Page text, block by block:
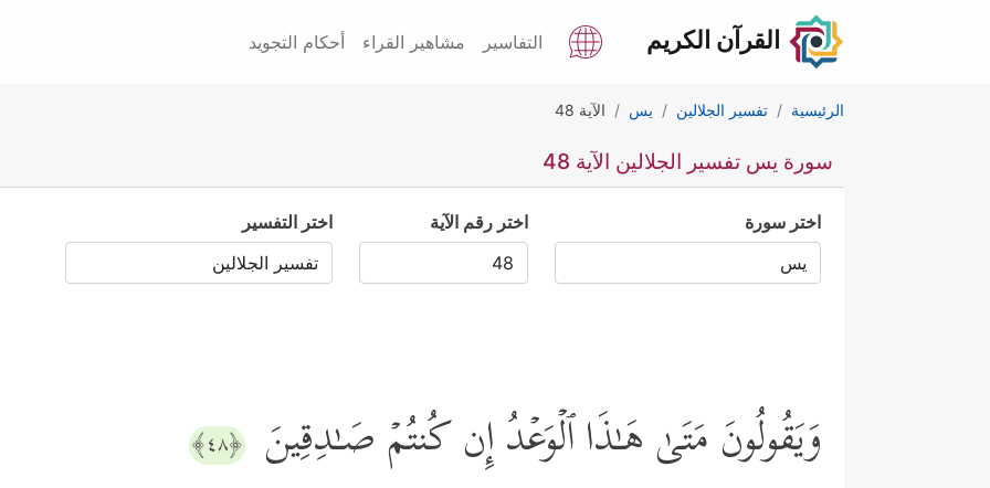
القرآن الكريم التفاسير مشاهير القراء أحكام التجويد
الرئيسية تفسير الجلالين يس الآية 48
سورة يس تفسير الجلالين الآية 48
اختر سورة اختر رقم الآية اختر التفسير
وَیَقُولُونَ مَتَىٰ هَـٰذَا ٱلۡوَعۡدُ إِن كُنتُمۡ صَـٰدِقِینَ ﴿٤٨﴾